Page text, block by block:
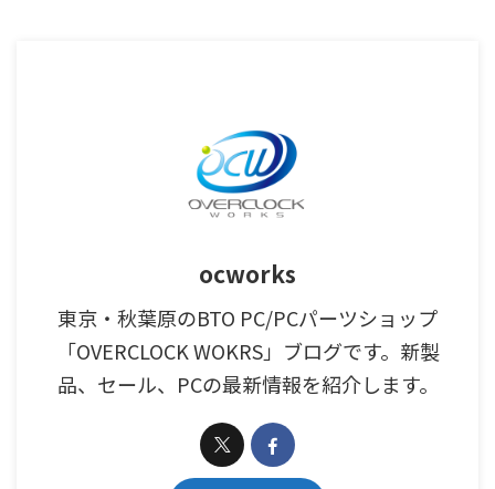
ocworks
東京・秋葉原のBTO PC/PCパーツショップ
「OVERCLOCK WOKRS」ブログです。新製
品、セール、PCの最新情報を紹介します。